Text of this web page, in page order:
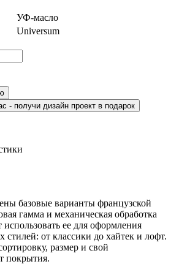
УФ-масло
Universum
- получи дизайн проект в подарок
базовые варианты французской
гамма и механическая обработка
ее для оформления
стилей: от классики до хайтек и лофт.
размер и свой
покрытия.